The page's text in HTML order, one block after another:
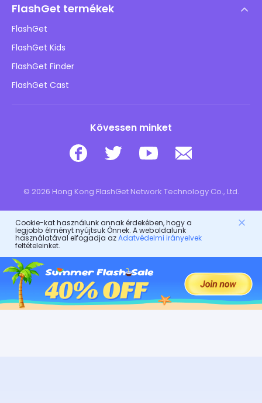
DMCA irányelv
Adatvédelmi irányelvek
Hirdetési irányelvek
Ne adja el az adataimat
Gyermekek online biztonsága
Letöltés
FlashGet termékek
FlashGet
FlashGet Kids
FlashGet Finder
FlashGet Cast
Kövessen minket
© 2026 Hong Kong FlashGet Network Technology Co., Ltd.
Cookie-kat használunk annak érdekében, hogy a
legjobb élményt nyújtsuk Önnek. A weboldalunk
használatával elfogadja azAdatvédelmi irányelvek
feltételeinket.